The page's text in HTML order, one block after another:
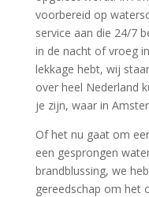
voorbereid op
service aan die 24/7
in de nacht of vroeg
lekkage hebt, wij
over heel Nederland
je zijn, waar in
Of het nu gaat om
een gesprongen
brandblussing, we
gereedschap om het